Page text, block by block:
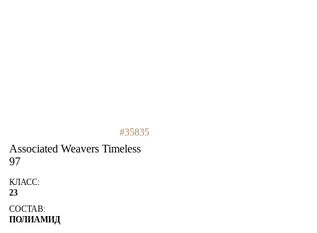
#35835
Associated Weavers Timeless
97
КЛАСС:
23
СОСТАВ:
ПОЛИАМИД